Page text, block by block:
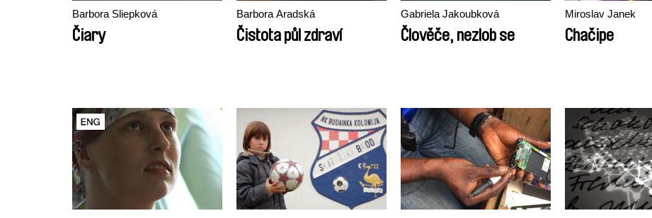
Barbora Sliepková
Čiary
Barbora Aradská
Čistota půl zdraví
Gabriela Jakoubková
Člověče, nezlob se
Miroslav Janek
Chačipe